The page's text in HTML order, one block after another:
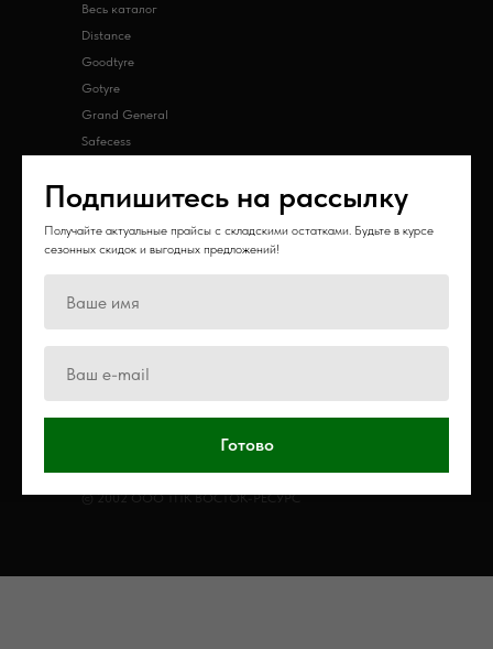
Весь каталог
Distance
Goodtyre
Gotyre
Grand General
Safecess
© 2002 ООО ТПК ВОСТОК-РЕСУРС
ОБРАТНЫЙ ЗВОНОК
Подпишитесь на рассылку
Получайте актуальные прайсы с складскими остатками. Будьте в курсе
сезонных скидок и выгодных предложений!
Готово